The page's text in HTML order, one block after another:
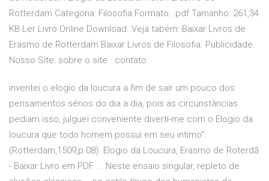
Rotterdam Categoria: Filosofia Formato: .pdf Tamanho: 261,34
KB Ler Livro Online Download. Veja tabém: Baixar Livros de
Erasmo de Rotterdam Baixar Livros de Filosofia. Publicidade.
Nosso Site: sobre o site · contato
inventei o elogio da loucura a fim de sair um pouco dos
pensamentos sérios do dia a dia, pois as circunstâncias
pediam isso, julguei conveniente diverti-me com o Elogio da
loucura que todo homem possui em seu intimo”.
(Rotterdam,1509,p.08). Elogio da Loucura, Erasmo de Roterdã
- Baixar Livro em PDF ... Neste ensaio singular, repleto de